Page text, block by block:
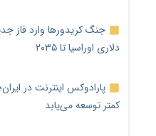
دلاری اوراسیا تا ۲۰۳۵
پارادوکس اینترنت در
کمتر توسعه می‌یابد